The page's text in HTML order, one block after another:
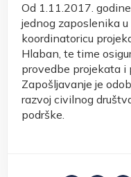
Od 1.11.2017.
jednog zaposlenika
koordinatoricu
Hlaban, te time
provedbe projekata i
Zapošljavanje je
razvoj civilnog
podrške.